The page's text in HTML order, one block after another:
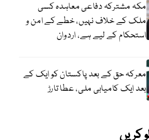
مکہ مشترکہ دفاعی معاہدہ کسی
ملک کے خلاف نہیں، خطے کے امن و
استحکام کے لیے ہے، اردوان
معرکہ حق کے بعد پاکستان کو ایک کے
بعد ایک کامیابی ملی، عطا تارڑ
کریں